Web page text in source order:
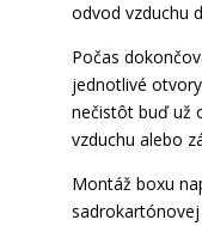
odvod vzduchu
Počas
jednotlivé
nečistôt buď už
vzduchu alebo
Montáž boxu